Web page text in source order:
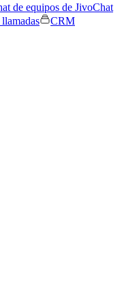
de equipos de JivoChat
CRM